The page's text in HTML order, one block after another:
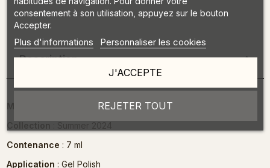
Description
MULTILED Lampe 36 W : Temps de séchage 30 secondes
Contenance : 7 ml
Application : Gel Polish
consentement à son utilisation, appuyez sur le bouton
Accepter.
Plus d'informations Personnaliser les cookies
REJETER TOUT
J'ACCEPTE